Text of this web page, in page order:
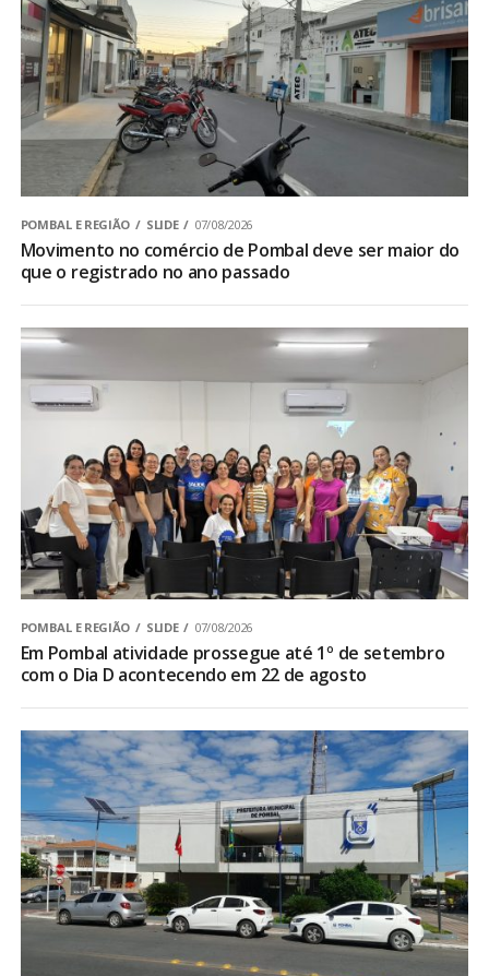
POMBAL E REGIÃO SLIDE 07/08/2026
Movimento no comércio de Pombal deve ser maior do
que o registrado no ano passado
POMBAL E REGIÃO SLIDE 07/08/2026
Em Pombal atividade prossegue até 1º de setembro
com o Dia D acontecendo em 22 de agosto